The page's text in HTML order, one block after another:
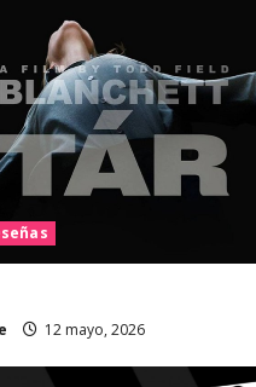
12 mayo, 2026